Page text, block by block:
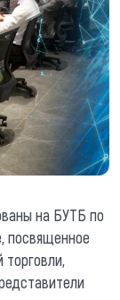
на БУТБ по
посвященное